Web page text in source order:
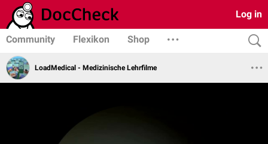
Log in
Community Flexikon Shop
LoadMedical - Medizinische Lehrfilme